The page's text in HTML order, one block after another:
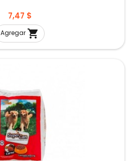
Precio
7,47 $
Agregar 